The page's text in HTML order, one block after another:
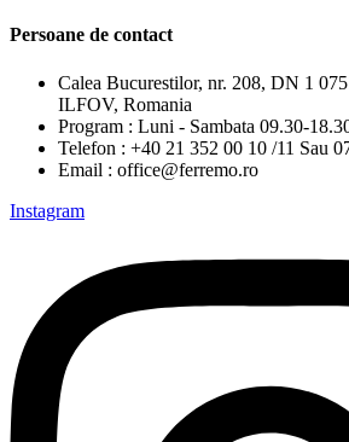
Persoane de contact
Calea Bucurestilor, nr. 208, DN 1
ILFOV, Romania
Program : Luni - Sambata 09.30-
Telefon : +40 21 352 00 10 /11 Sau
Email : office@ferremo.ro
Instagram